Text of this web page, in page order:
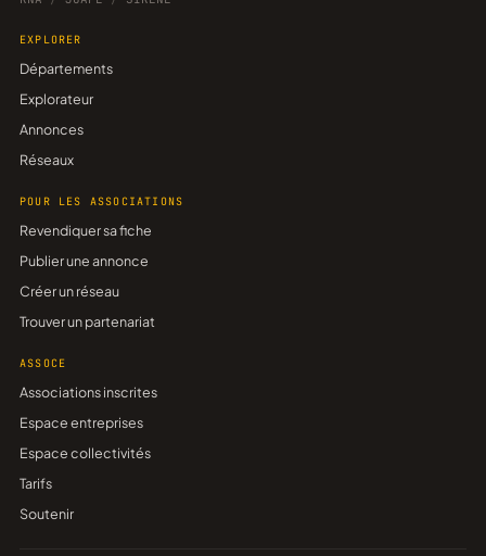
EXPLORER
Départements
Explorateur
Annonces
Réseaux
POUR LES ASSOCIATIONS
Revendiquer sa fiche
Publier une annonce
Créer un réseau
Trouver un partenariat
ASSOCE
Associations inscrites
Espace entreprises
Espace collectivités
Tarifs
Soutenir